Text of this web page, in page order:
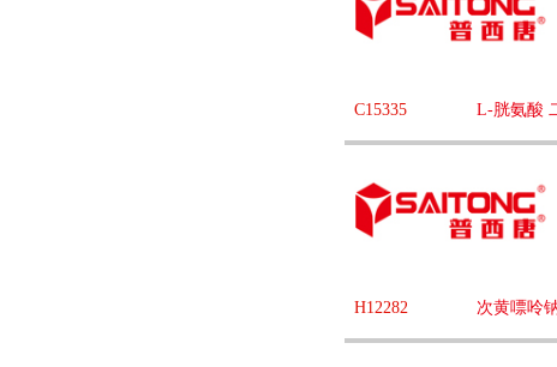
C15335 L-胱氨酸
H12282 次黄嘌呤